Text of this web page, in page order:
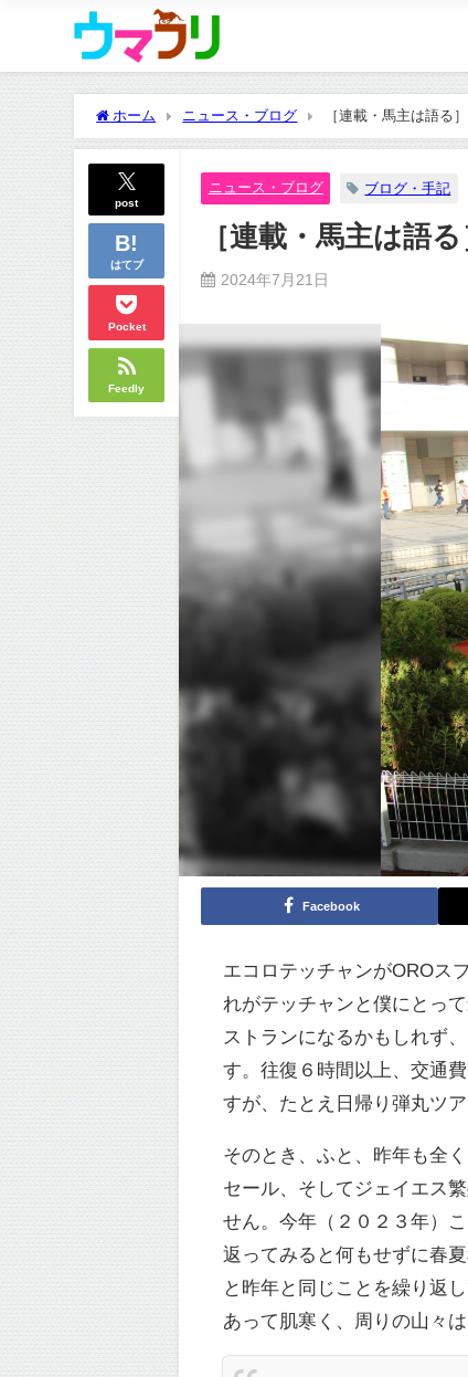
ホーム ニュース・ブログ ［連載・馬主は語る
post
はてブ
Pocket
Feedly
ニュース・ブログ ブログ・手記
［連載・馬主は語
2024年7月21日
Facebook
エコロテッチャンがOROス
れがテッチャンと僕にとっ
ストランになるかもしれず
す。往復６時間以上、交通
すが、たとえ日帰り弾丸ツ
そのとき、ふと、昨年も全
セール、そしてジェイエス
せん。今年（２０２３年）
返ってみると何もせずに春
と昨年と同じことを繰り返
あって肌寒く、周りの山々